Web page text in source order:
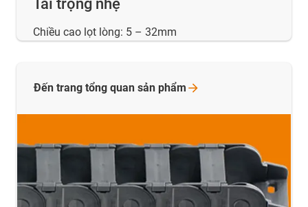
Tải trọng nhẹ
Chiều cao lọt lòng: 5 – 32mm
Đến trang tổng quan sản phẩm